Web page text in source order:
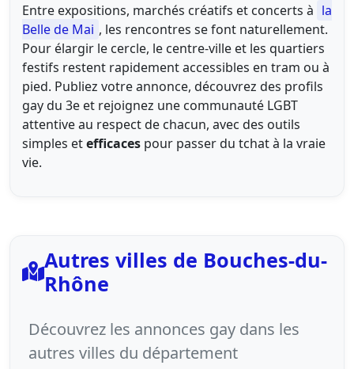
Entre expositions, marchés créatifs et concerts à la
Belle de Mai , les rencontres se font naturellement.
Pour élargir le cercle, le centre-ville et les quartiers
festifs restent rapidement accessibles en tram ou à
pied. Publiez votre annonce, découvrez des profils
gay du 3e et rejoignez une communauté LGBT
attentive au respect de chacun, avec des outils
simples etefficaces pour passer du tchat à la vraie
vie.
Autres villes de Bouches-du-
Rhône
Découvrez les annonces gay dans les
autres villes du département